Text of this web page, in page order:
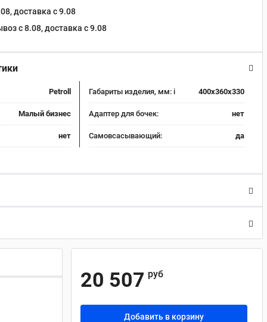
доставка c 9.08
с 8.08, доставка c 9.08
Petroll Габариты изделия, мм: i 400x360x330
Малый бизнес Адаптер для бочек: нет
нет Самовсасывающий: да
20 507 руб
Добавить в корзину